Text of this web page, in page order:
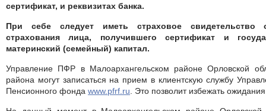
сертификат, и реквизитах банка.
При себе следует иметь страховое свидетельство
страхования лица, получившего сертификат и
материнский (семейный) капитал.
Управление ПФР в Малоархангельском районе Орловской
района могут записаться на прием в клиентскую службу
Пенсионного фонда www.pfrf.ru . Это позволит избежать